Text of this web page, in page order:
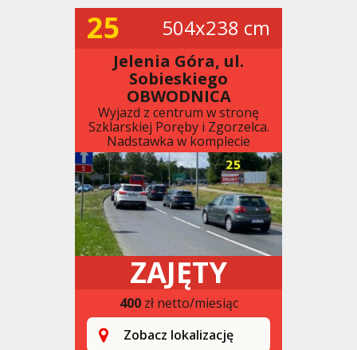
25 504x238 cm
Jelenia Góra, ul.
Sobieskiego
OBWODNICA
Wyjazd z centrum w stronę
Szklarskiej Poręby i Zgorzelca.
Nadstawka w komplecie
ZAJĘTY
400zł netto/miesiąc
Zobacz lokalizację